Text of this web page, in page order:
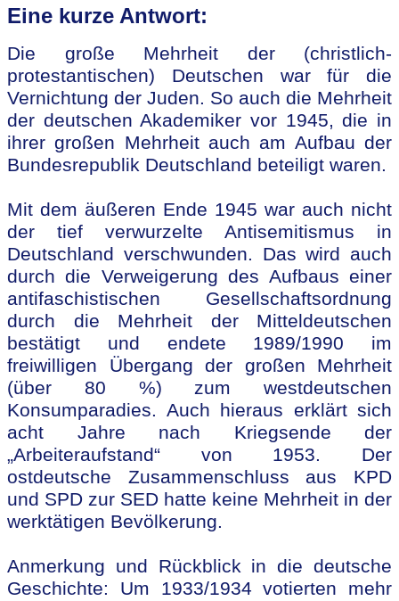
Eine kurze Antwort:
Die große Mehrheit der (christlich-
protestantischen) Deutschen war für die
Vernichtung der Juden. So auch die Mehrheit
der deutschen Akademiker vor 1945, die in
ihrer großen Mehrheit auch am Aufbau der
Bundesrepublik Deutschland beteiligt waren.
Mit dem äußeren Ende 1945 war auch nicht
der tief verwurzelte Antisemitismus in
Deutschland verschwunden. Das wird auch
durch die Verweigerung des Aufbaus einer
antifaschistischen Gesellschaftsordnung
durch die Mehrheit der Mitteldeutschen
bestätigt und endete 1989/1990 im
freiwilligen Übergang der großen Mehrheit
(über 80 %) zum westdeutschen
Konsumparadies. Auch hieraus erklärt sich
acht Jahre nach Kriegsende der
„Arbeiteraufstand“ von 1953. Der
ostdeutsche Zusammenschluss aus KPD
und SPD zur SED hatte keine Mehrheit in der
werktätigen Bevölkerung.
Anmerkung und Rückblick in die deutsche
Geschichte: Um 1933/1934 votierten mehr